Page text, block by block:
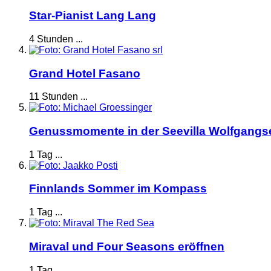
Star-Pianist Lang Lang
4 Stunden ...
Grand Hotel Fasano
11 Stunden ...
Genussmomente in der Seevilla
1 Tag ...
Finnlands Sommer im Kompass
1 Tag ...
Miraval und Four Seasons eröffnen